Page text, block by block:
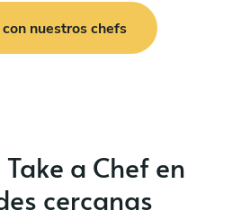
nuestros chefs
a Chef en
cercanas